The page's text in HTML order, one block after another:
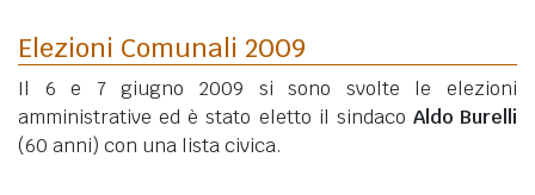
Elezioni Comunali 2009
Il 6 e 7 giugno 2009 si sono svolte le elezioni
amministrative ed è stato eletto il sindaco Aldo Burelli
(60 anni) con una lista civica.